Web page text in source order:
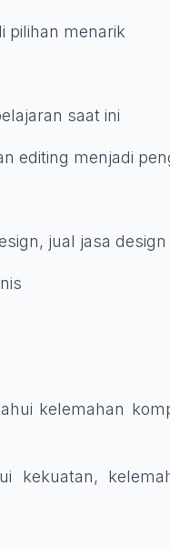
pilihan menarik
saat ini
editing menjadi
jual jasa
kelemahan
kekuatan,